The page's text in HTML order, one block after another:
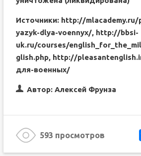
Источники: http://
yazyk-dlya-voennyx/, http://bbsi-
uk.ru/courses/
glish.php, http://
для-военных/
Автор: Алексей Фрунза
593 просмотров